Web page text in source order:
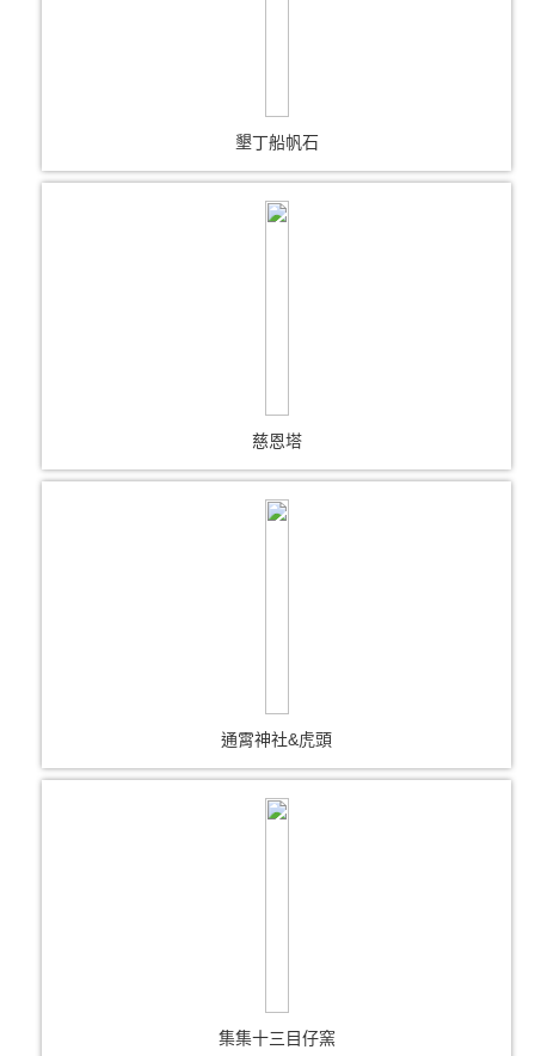
墾丁船帆石
慈恩塔
通霄神社&虎頭
集集十三目仔窯